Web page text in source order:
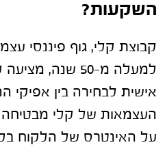
השקעות?
קבוצת קלי, גוף פיננסי
למעלה מ-50 שנה,
אישית לבחירה בין אפיקי
העצמאות של קלי
על האינטרס של הלקוח